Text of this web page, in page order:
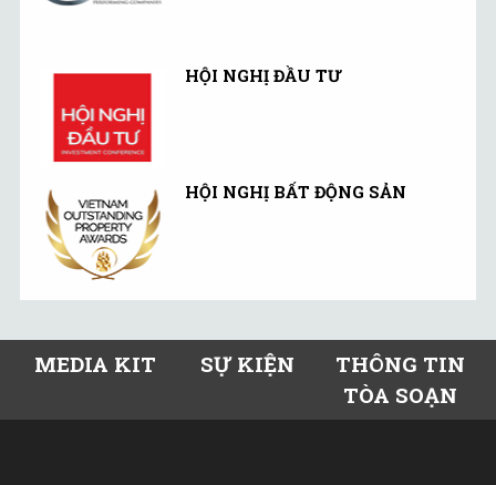
HỘI NGHỊ ĐẦU TƯ
HỘI NGHỊ BẤT ĐỘNG SẢN
MEDIA KIT SỰ KIỆN
THÔNG TIN
TÒA SOẠN